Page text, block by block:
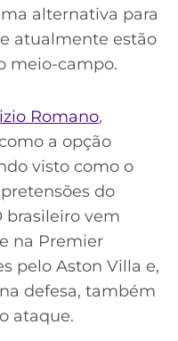
alternativa para
atualmente estão
meio-campo.
Romano,
a opção
visto como o
do
brasileiro vem
na Premier
pelo Aston Villa e,
defesa, também
ataque.